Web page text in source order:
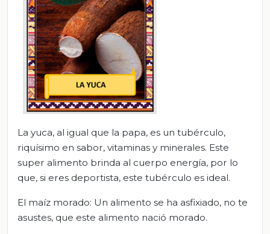
La yuca, al igual que la papa, es un tubérculo,
riquísimo en sabor, vitaminas y minerales. Este
super alimento brinda al cuerpo energía, por lo
que, si eres deportista, este tubérculo es ideal.
El maíz morado: Un alimento se ha asfixiado, no te
asustes, que este alimento nació morado.